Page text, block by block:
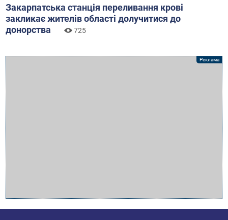
Закарпатська станція переливання крові
закликає жителів області долучитися до
донорства
725